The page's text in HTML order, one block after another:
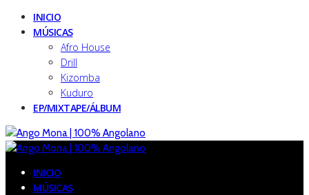
INICIO
MÚSICAS
Afro House
Drill
Kizomba
Kuduro
EP/MIXTAPE/ÁLBUM
INICIO
MÚSICAS